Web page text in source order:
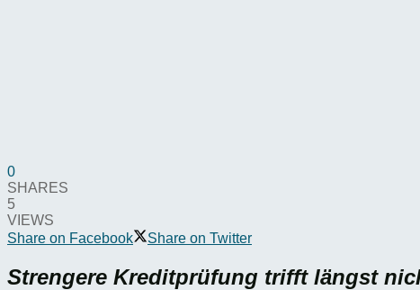
0
SHARES
5
VIEWS
Share on Facebook
Share on Twitter
Strengere Kreditprüfung trifft längst